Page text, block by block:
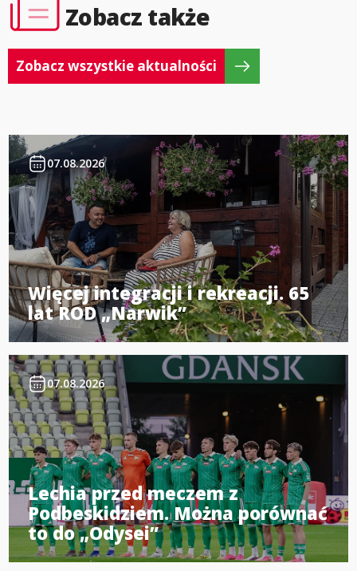
Zobacz także
Zobacz wszystkie aktualności
07.08.2026
Więcej integracji i rekreacji. 65
lat ROD „Narwik”
07.08.2026
Lechia przed meczem z
Podbeskidziem. Można porównać
to do „Odysei”